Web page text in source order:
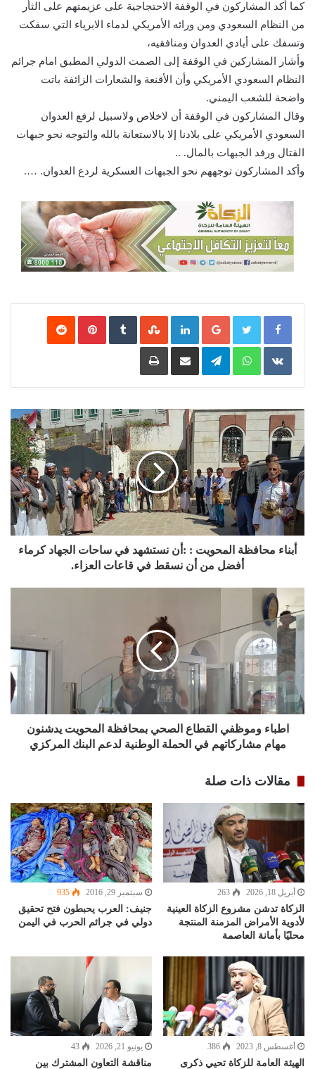
كما أكد المشاركون في الوقفة الاحتجاجية على عزيمتهم على الثأر
من النظام السعودي ومن ورائه الأمريكي لدماء الابرياء التي سفكت
وتسفك على أيادي العدوان ومنافقيه،
وأشار المشاركين في الوقفة إلى الصمت الدولي المطبق امام جرائم
النظام السعودي الأمريكي وأن الأقنعة والشعارات الزائفة باتت
واضحة للشعب اليمني.
وقال المشاركون في الوقفة أن لاخلاص ولاسبيل لرفع العدوان
السعودي الأمريكي على بلادنا إلا بالاستعانة بالله والتوجه نحو جبهات
القتال ورفد الجبهات بالمال. ..
وأكد المشاركون توجههم نحو الجبهات العسكرية لردع العدوان. ….
Google+
LinkedIn
‏StumbleUpon
‏VKontakte
WhatsApp
Telegram مشاركة عبر البريد طباعة
أبناء محافظة المحويت : :أن نستشهد في ساحات الجهاد كرماء
أفضل من أن نسقط في قاعات العزاء.
اطباء وموظفي القطاع الصحي بمحافظة المحويت يدشنون
مهام مشاركاتهم في الحملة الوطنية لدعم البنك المركزي
مقالات ذات صلة
أبريل 18, 2026 263
الزكاة تدشن مشروع الزكاة العينية
لأدوية الأمراض المزمنة المنتجة
محليًا بأمانة العاصمة
سبتمبر 29, 2016 935
جنيف: العرب يحبطون فتح تحقيق
دولي في جرائم الحرب في اليمن
أغسطس 8, 2023 386
الهيئة العامة للزكاة تحيي ذكرى
يونيو 21, 2026 43
مناقشة التعاون المشترك بين